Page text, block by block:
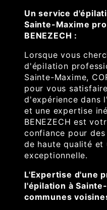
Un service
Sainte-Maxime
BENEZECH :
Lorsque vous
d'épilation
Sainte-Maxime,
pour vous
d'expérience dans
et une expertise
BENEZECH est
confiance pour
de haute qualité et
exceptionnelle.
L'Expertise d'une
l'épilation à
communes